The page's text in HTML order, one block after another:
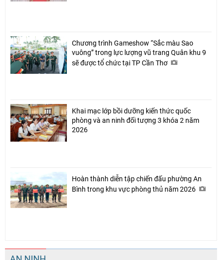
Chương trình Gameshow “Sắc màu Sao
vuông” trong lực lượng vũ trang Quân khu 9
sẽ được tổ chức tại TP Cần Thơ
Khai mạc lớp bồi dưỡng kiến thức quốc
phòng và an ninh đối tượng 3 khóa 2 năm
2026
Hoàn thành diễn tập chiến đấu phường An
Bình trong khu vực phòng thủ năm 2026